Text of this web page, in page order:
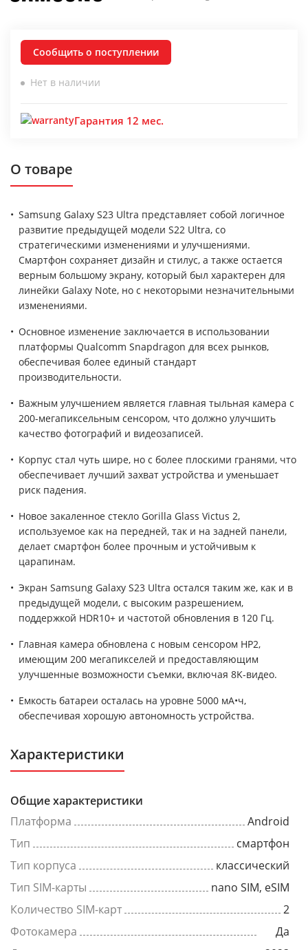
Сообщить о поступлении
Нет в наличии
Гарантия 12 мес.
О товаре
Samsung Galaxy S23 Ultra представляет собой логичное
развитие предыдущей модели S22 Ultra, со
стратегическими изменениями и улучшениями.
Смартфон сохраняет дизайн и стилус, а также остается
верным большому экрану, который был характерен для
линейки Galaxy Note, но с некоторыми незначительными
изменениями.
Основное изменение заключается в использовании
платформы Qualcomm Snapdragon для всех рынков,
обеспечивая более единый стандарт
производительности.
Важным улучшением является главная тыльная камера с
200-мегапиксельным сенсором, что должно улучшить
качество фотографий и видеозаписей.
Корпус стал чуть шире, но с более плоскими гранями, что
обеспечивает лучший захват устройства и уменьшает
риск падения.
Новое закаленное стекло Gorilla Glass Victus 2,
используемое как на передней, так и на задней панели,
делает смартфон более прочным и устойчивым к
царапинам.
Экран Samsung Galaxy S23 Ultra остался таким же, как и в
предыдущей модели, с высоким разрешением,
поддержкой HDR10+ и частотой обновления в 120 Гц.
Главная камера обновлена с новым сенсором HP2,
имеющим 200 мегапикселей и предоставляющим
улучшенные возможности съемки, включая 8K-видео.
Емкость батареи осталась на уровне 5000 мА•ч,
обеспечивая хорошую автономность устройства.
Характеристики
Общие характеристики
Платформа
Android
Тип
смартфон
Тип корпуса
классический
Тип SIM-карты
nano SIM, eSIM
Количество SIM-карт
2
Фотокамера
Да